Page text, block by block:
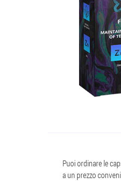
Puoi ordinare le
a un prezzo